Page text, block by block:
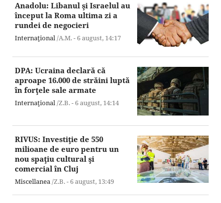
Anadolu: Libanul şi Israelul au
început la Roma ultima zi a
rundei de negocieri
Internaţional/A.M. -6 august, 14:17
DPA: Ucraina declară că
aproape 16.000 de străini luptă
în forţele sale armate
Internaţional/Z.B. -6 august, 14:14
RIVUS: Investiţie de 550
milioane de euro pentru un
nou spaţiu cultural şi
comercial în Cluj
Miscellanea/Z.B. -6 august, 13:49